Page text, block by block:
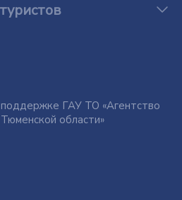
ГАУ ТО «Агентство
области»